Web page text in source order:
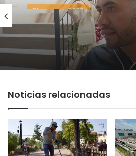
Elecciones 2027
agosto 4, 2026
Carlos Arreola pide a
adelantarse y denuncia
rumbo a 2027
Noticias relacionadas